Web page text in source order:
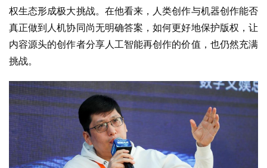
真正做到人机协同尚无明确答案，如何更好地保护版权，让
内容源头的创作者分享人工智能再创作的价值，也仍然充满
挑战。